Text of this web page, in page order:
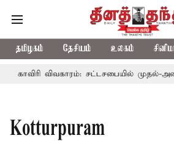
தமிழகம் தேசியம் உலகம்
காவிரி விவகாரம்: சட்டசபையில் முதல்-
Kotturpuram